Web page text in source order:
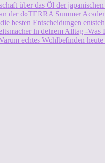
über das Öl der japanischen
der dōTERRA Summer
besten Entscheidungen
in deinem Alltag -
echtes Wohlbefinden